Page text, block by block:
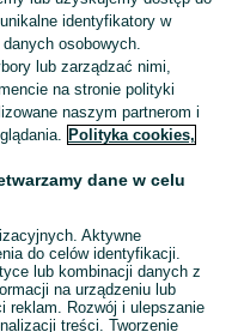
roczek dla chłopca Zobacz
identyfikatory w
osobowych.
lub zarządzać nimi,
na stronie polityki
naszym partnerom i
Polityka cookies,
dane w celu
Aktywne
do celów identyfikacji.
lub kombinacji danych z
na urządzeniu lub
reklam. Rozwój i ulepszanie
treści. Tworzenie